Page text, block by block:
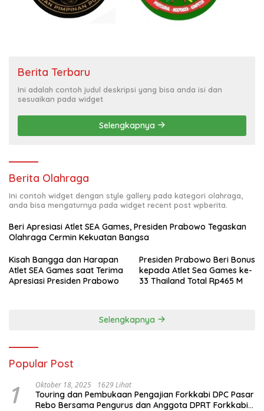
Berita Terbaru
Ini adalah contoh judul deskripsi yang bisa anda isi dan
sesuaikan pada widget
Selengkapnya
Berita Olahraga
Ini contoh widget dengan style gallery pada kategori olahraga,
anda bisa mengaturnya pada widget recent post wpberita.
Beri Apresiasi Atlet SEA Games, Presiden Prabowo Tegaskan
Olahraga Cermin Kekuatan Bangsa
Kisah Bangga dan Harapan
Atlet SEA Games saat Terima
Apresiasi Presiden Prabowo
Presiden Prabowo Beri Bonus
kepada Atlet Sea Games ke-
33 Thailand Total Rp465 M
Selengkapnya
Popular Post
1 Oktober 18, 2025 1629 Lihat
Touring dan Pembukaan Pengajian Forkkabi DPC Pasar
Rebo Bersama Pengurus dan Anggota DPRT Forkkabi